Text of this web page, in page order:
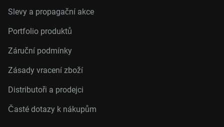
Slevy a propagační akce
Portfolio produktů
Záruční podmínky
Zásady vracení zboží
Distributoři a prodejci
Časté dotazy k nákupům